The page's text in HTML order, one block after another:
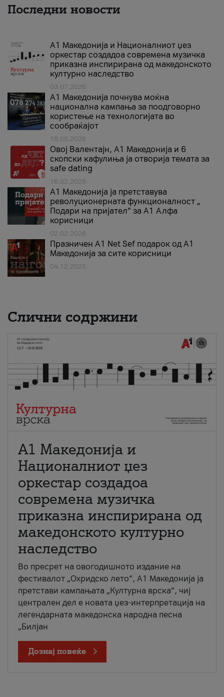
Последни новости
А1 Македонија и Националниот џез
оркестар создадоа современа музичка
приказна инспирирана од македонското
културно наследство
03.07.2026
A1 Македонија почнува моќна
национална кампања за поодговорно
користење на технологијата во
сообраќајот
18.05.2026
Овој Валентајн, A1 Македонија и 6
скопски кафулиња ја отворија темата за
safe dating
16.02.2026
А1 Македонија ја претставува
револуционерната функционалност „
Подари на пријател“ за А1 Алфа
корисници
02.02.2026
Празничен A1 Net Sеf подарок од А1
Македонија за сите корисници
04.12.2025
Слични содржини
А1 Македонија и
Националниот џез
оркестар создадоа
современа музичка
приказна инспирирана од
македонското културно
наследство
Во пресрет на овогодишното издание на
фестивалот „Охридско лето“, А1 Македонија ја
претстави кампањата „Културна врска“, чиј
централен дел е новата џез-интерпретација на
легендарната македонска народна песна
„Билјан
Дознај повеќе